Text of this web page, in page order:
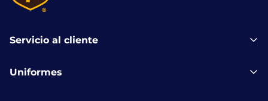
Servicio al cliente
Uniformes